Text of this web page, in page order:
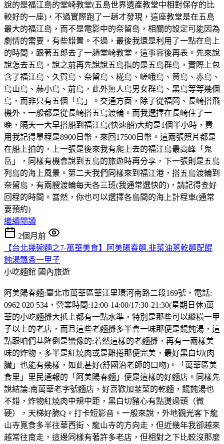
說的是福江島的堂崎教堂(五島世界遺產教堂中相對保存的比
較好的一座)，不過實際跑了一趟才發現，這座教堂是在五島
最大的福江島，而不是電影中的奈留島，相關的設定可能因為
劇情的需要，有些錯置。不過，最後我還是利用了一點在島上
的時間，跟著五郎去了一趟堂崎教堂，這事容後再表。先來說
說怎去五島，說之前再先說說五島指的是五島群島，實際上包
含了福江島、久賀島、奈留島、椛島、嵯峨島、黃島、赤島、
島山島、蕨小島、前島，此外無人島男女群島、黑島等等幾個
島，而非只有五個「島」。交通方面，除了從福岡、長崎搭飛
機外，一般都是從長崎搭五島渡輪。而我選擇在長崎住了一
晚，隔天一大早搭船到福江島(快速船)大約是1個半小時，費
用我記得單程是8900日幣，來回17500日幣。這兩張照片都是
在船上拍的，上一張是後來我有爬上去的福江島最高峰「鬼
岳」，同樣有機會說到五島的旅遊時再分享，下一張則是五島
列島的海上風景。第二天我們同樣來到福江港，搭五島渡輪到
奈留島，有兩艘渡輪每天各三班(我通常選快的)，請記得查好
回程的時間。當然，你也可以選擇各島間的海上計程車(通常
要預約)
繼續閱讀
2個月前
【台北幾碗麵之7-萬華美食】阿美陽春麵.韭菜油蔥乾麵配餛
飩湯飄香一甲子
小吃麵館 國內旅遊
阿美陽春麵:臺北市萬華區華江里環河南路二段169號，電話:
0962 020 534，營業時間:12:00-14:00/17:30-21:30(星期日休)萬
華的小吃麵攤大抵上都有一點水準，特別是那些可以縱橫一甲
子以上的老店，而且這些老麵攤多半會一味那便是餛飩湯，這
點跟咱們基隆倒是蠻像的:若然這樣的老麵攤，再有一兩樣美
味的炸物，多半是紅燒肉或是雞捲那便完美，最好黑白切(肉
臟」也能有幾樣，如此甚好(舒國治老師的口吻)。「萬華區美
食里」里民通報的「阿美陽春麵」便是這樣的好麵店。同樣先
說結論:南萬華老字號麵店，好喜歡加韮菜的乾麵，餛飩湯也
不錯，炸物紅燒肉中規中距，黑白切豬心有點燙過頭（微
硬），天梯好脆Q。打卡短影音。一般來說，外地觀光客下龍
山寺覓食多半往華西街、龍山寺的方向走，但近幾年我卻越來
越常往南走，這邊同樣有著許多老店，但相對之下比較沒那麼